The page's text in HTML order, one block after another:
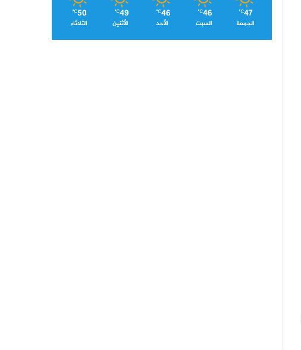
47
℃
الجمعة
46
℃
السبت
46
℃
الأحد
49
℃
الأثنين
50
℃
الثلاثاء